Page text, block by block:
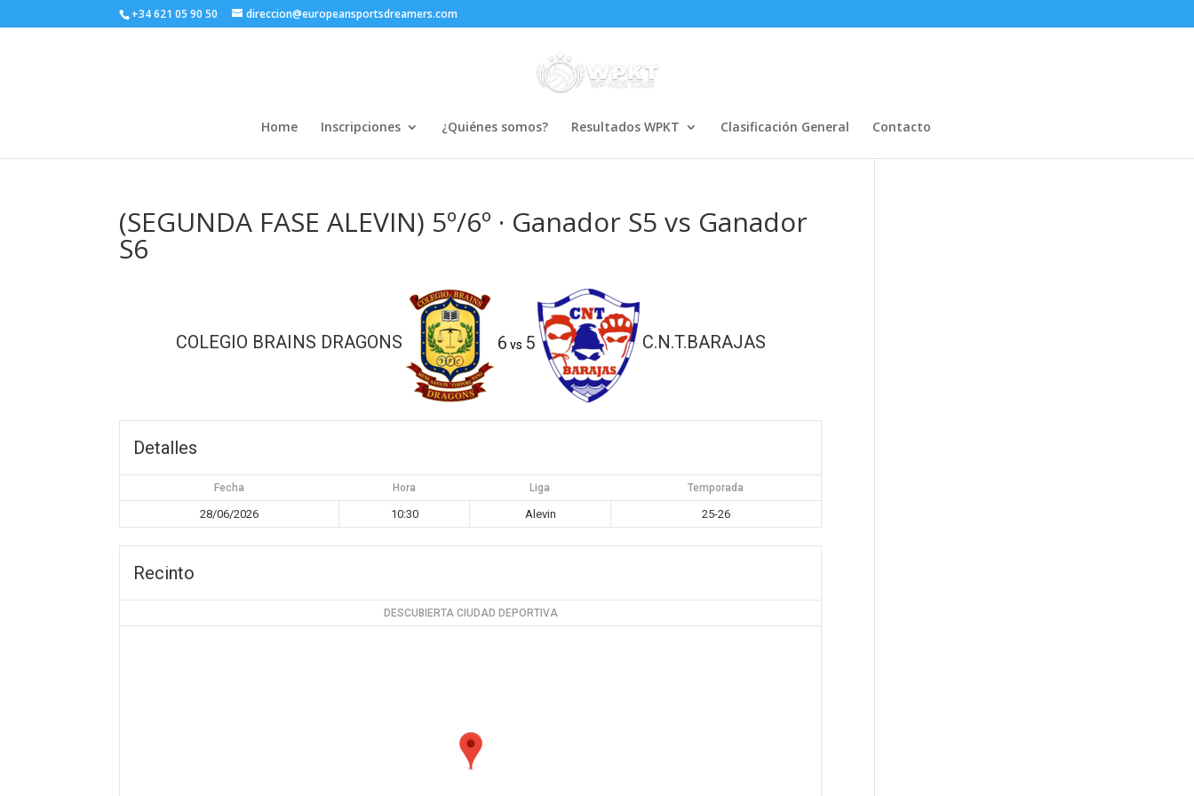
+34 621 05 90 50 direccion@europeansportsdreamers.com
Home Inscripciones ¿Quiénes somos? Resultados WPKT Clasificación General Contacto
(SEGUNDA FASE ALEVIN) 5º/6º · Ganador S5 vs Ganador
S6
COLEGIO BRAINS DRAGONS 6 vs 5 C.N.T.BARAJAS
Detalles
Fecha Hora Liga Temporada
28/06/2026 10:30 Alevin 25-26
Recinto
DESCUBIERTA CIUDAD DEPORTIVA